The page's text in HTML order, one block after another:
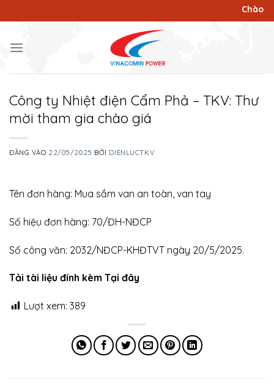
qua
dung
Chào
Công ty Nhiệt điện Cẩm Phả – TKV: Thư
mời tham gia chào giá
ĐĂNG VÀO 22/05/2025 BỞI DIENLUCTKV
Tên đơn hàng: Mua sắm van an toàn, van tay
Số hiệu đơn hàng: 70/ĐH-NĐCP
Số công văn: 2032/NĐCP-KHĐTVT ngày 20/5/2025.
Tải tài liệu đính kèm Tại đây
Lượt xem: 389